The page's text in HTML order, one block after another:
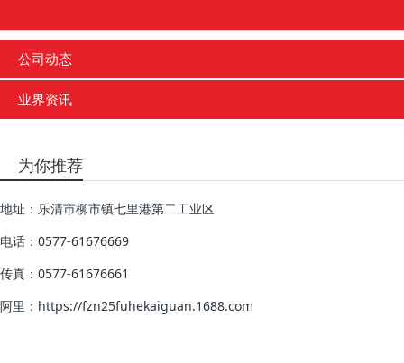
公司动态
业界资讯
为你推荐
地址：乐清市柳市镇七里港第二工业区
电话：0577-61676669
传真：0577-61676661
阿里：https://fzn25fuhekaiguan.1688.com